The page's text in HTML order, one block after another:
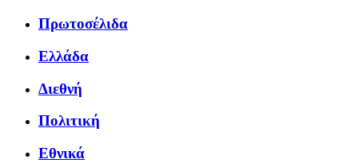
Πρωτοσέλιδα
Ελλάδα
Διεθνή
Πολιτική
Εθνικά